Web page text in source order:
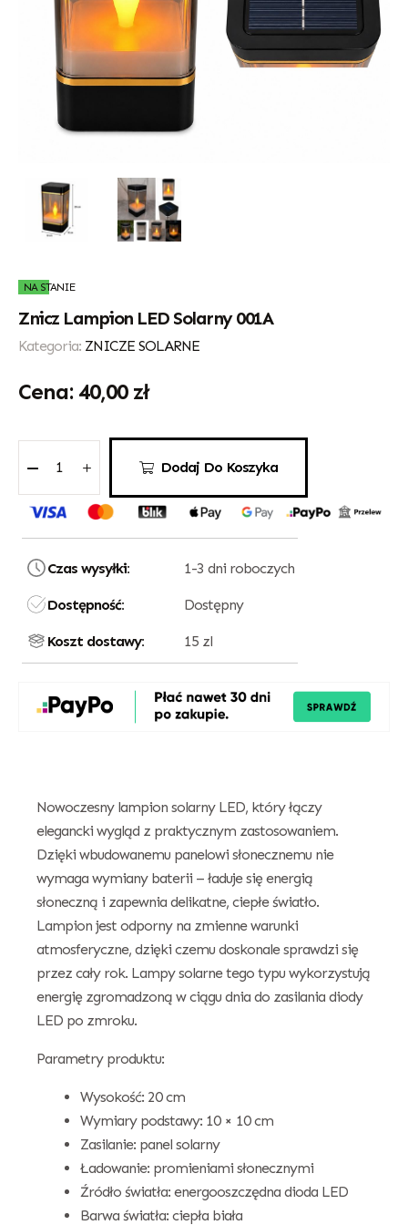
NA STANIE
Znicz Lampion LED Solarny 001A
Kategoria: ZNICZE SOLARNE
40,00 zł
Dodaj Do Koszyka
Czas wysyłki: 1-3 dni roboczych
Dostępność: Dostępny
Koszt dostawy: 15 zl
Nowoczesny lampion solarny LED, który łączy
elegancki wygląd z praktycznym zastosowaniem.
Dzięki wbudowanemu panelowi słonecznemu nie
wymaga wymiany baterii – ładuje się energią
słoneczną i zapewnia delikatne, ciepłe światło.
Lampion jest odporny na zmienne warunki
atmosferyczne, dzięki czemu doskonale sprawdzi się
przez cały rok. Lampy solarne tego typu wykorzystują
energię zgromadzoną w ciągu dnia do zasilania diody
LED po zmroku.
Parametry produktu:
Wysokość: 20 cm
Wymiary podstawy: 10 × 10 cm
Zasilanie: panel solarny
Ładowanie: promieniami słonecznymi
Źródło światła: energooszczędna dioda LED
Barwa światła: ciepła biała